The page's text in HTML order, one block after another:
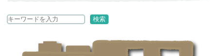
検
検索